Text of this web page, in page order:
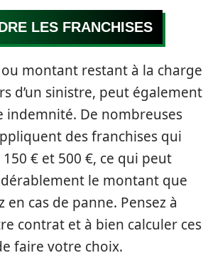
LES FRANCHISES
montant restant à la charge
d’un sinistre, peut également
indemnité. De nombreuses
des franchises qui
€ et 500 €, ce qui peut
le montant que
en cas de panne. Pensez à
contrat et à bien calculer ces
faire votre choix.